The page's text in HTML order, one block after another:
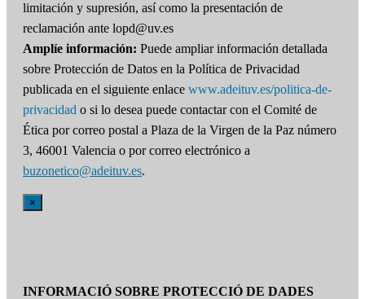
limitación y supresión, así como la presentación de
reclamación ante lopd@uv.es
Amplíe información: Puede ampliar información detallada
sobre Protección de Datos en la Política de Privacidad
publicada en el siguiente enlace www.adeituv.es/politica-de-
privacidad o si lo desea puede contactar con el Comité de
Ética por correo postal a Plaza de la Virgen de la Paz número
3, 46001 Valencia o por correo electrónico a
buzonetico@adeituv.es.
×
INFORMACIÓ SOBRE PROTECCIÓ DE DADES